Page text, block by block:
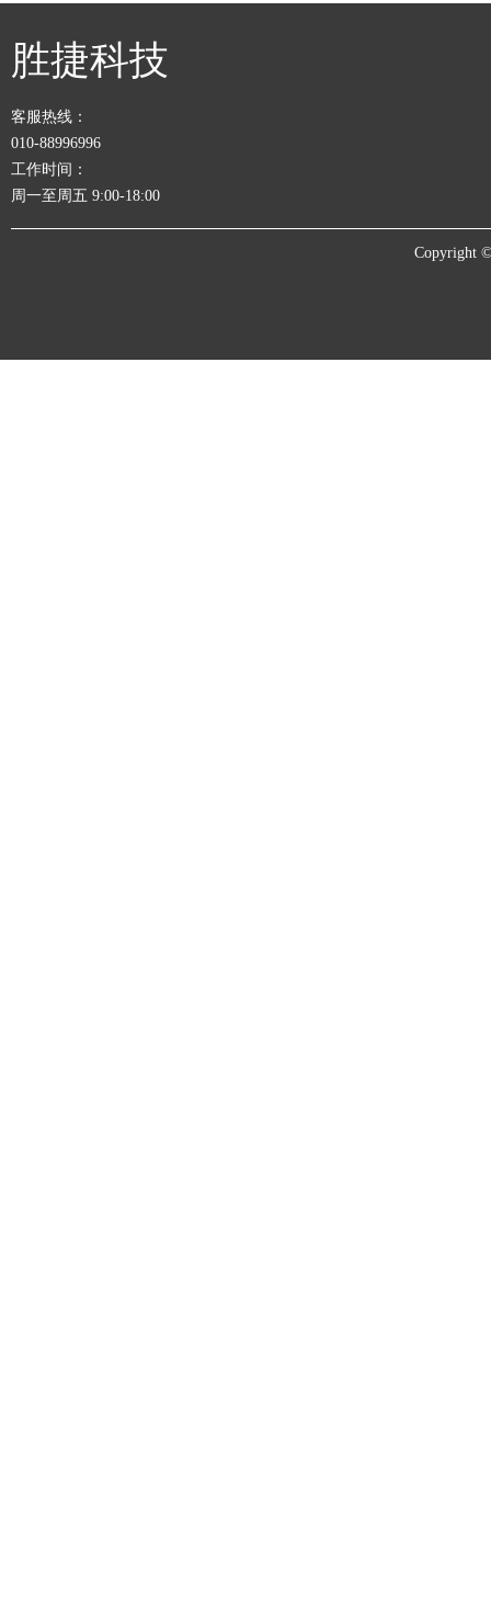
胜捷科技
客服热线：
010-88996996
工作时间：
周一至周五 9:00-18:00
Copyright